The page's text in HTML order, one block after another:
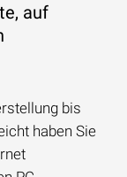
auf
bis
haben Sie